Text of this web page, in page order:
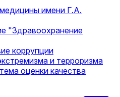
имени Г.А.
"Здравоохранение
коррупции
и терроризма
оценки качества